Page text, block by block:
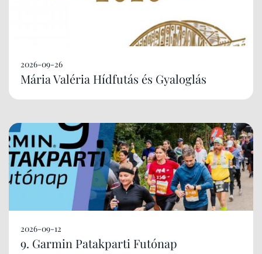
2026-09-26
Mária Valéria Hídfutás és Gyaloglás
2026-09-12
9. Garmin Patakparti Futónap